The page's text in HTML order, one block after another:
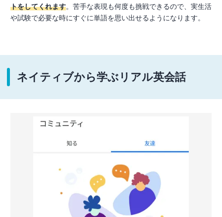
トをしてくれます。苦手な表現も何度も挑戦できるので、実生活
や試験で必要な時にすぐに単語を思い出せるようになります。
ネイティブから学ぶリアル英会話